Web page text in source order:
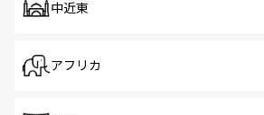
中近東
アフリカ